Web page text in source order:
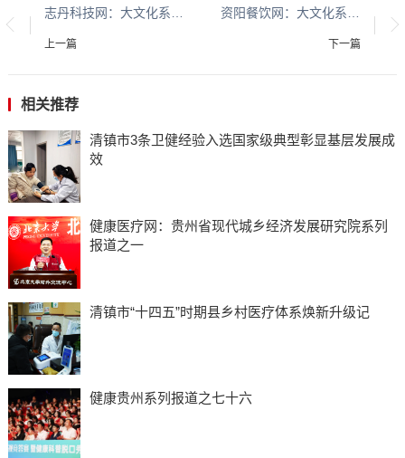
上一篇 下一篇
相关推荐
清镇市3条卫健经验入选国家级典型彰显基层发展成
效
健康医疗网：贵州省现代城乡经济发展研究院系列
报道之一
清镇市“十四五”时期县乡村医疗体系焕新升级记
健康贵州系列报道之七十六